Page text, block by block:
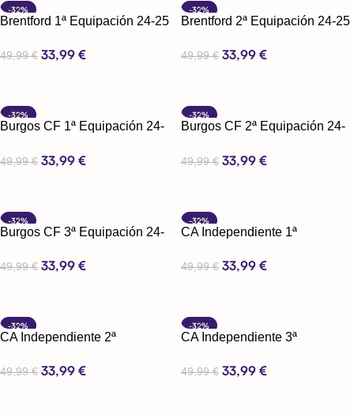
-32%
Brentford 1ª Equipación 24-25
49,99€ 33,99 €
-32%
Brentford 2ª Equipación 24-25
49,99€ 33,99 €
-32%
Burgos CF 1ª Equipación 24-
49,99€ 33,99 €
-32%
Burgos CF 2ª Equipación 24-
49,99€ 33,99 €
-32%
Burgos CF 3ª Equipación 24-
49,99€ 33,99 €
-32%
CA Independiente 1ª
49,99€ 33,99 €
-32%
CA Independiente 2ª
49,99€ 33,99 €
-32%
CA Independiente 3ª
49,99€ 33,99 €